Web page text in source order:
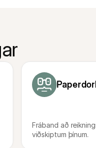
Fráband að
viðskiptum þínum.